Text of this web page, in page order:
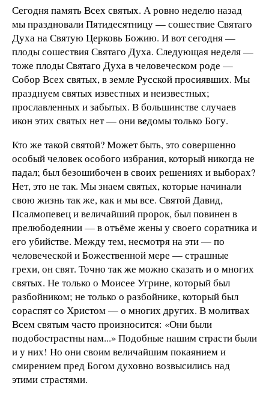
Сегодня память Всех святых. А ровно неделю назад
мы праздновали Пятидесятницу — сошествие Святаго
Духа на Святую Церковь Божию. И вот сегодня —
плоды сошествия Святаго Духа. Следующая неделя —
тоже плоды Святаго Духа в человеческом роде —
Собор Всех святых, в земле Русской просиявших. Мы
празднуем святых известных и неизвестных;
прославленных и забытых. В большинстве случаев
икон этих святых нет — они ведомы только Богу.
Кто же такой святой? Может быть, это совершенно
особый человек особого избрания, который никогда не
падал; был безошибочен в своих решениях и выборах?
Нет, это не так. Мы знаем святых, которые начинали
свою жизнь так же, как и мы все. Святой Давид,
Псалмопевец и величайший пророк, был повинен в
прелюбодеянии — в отъёме жены у своего соратника и
его убийстве. Между тем, несмотря на эти — по
человеческой и Божественной мере — страшные
грехи, он свят. Точно так же можно сказать и о многих
святых. Не только о Моисее Угрине, который был
разбойником; не только о разбойнике, который был
сораспят со Христом — о многих других. В молитвах
Всем святым часто произносится: «Они были
подобострастны нам...» Подобные нашим страсти были
и у них! Но они своим величайшим покаянием и
смирением пред Богом духовно возвысились над
этими страстями.